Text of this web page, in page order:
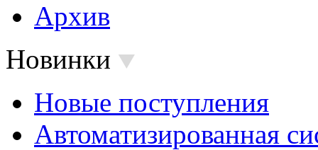
Архив
Новинки
Новые поступления
Автоматизированная